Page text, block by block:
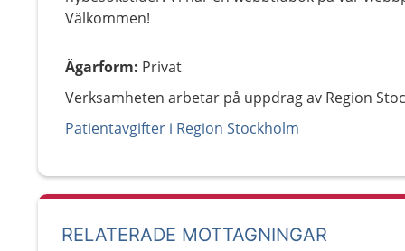
Välkommen!
Ägarform: Privat
Verksamheten arbetar på uppdrag av Region
Patientavgifter i Region Stockholm
RELATERADE MOTTAGNINGAR